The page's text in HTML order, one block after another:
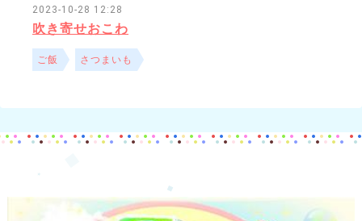
2023-10-28 12:28
吹き寄せおこわ
ご飯 さつまいも